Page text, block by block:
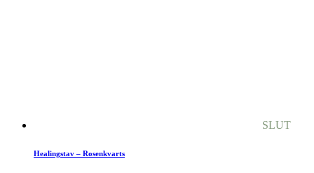
SLUT
Healingstav – Rosenkvarts